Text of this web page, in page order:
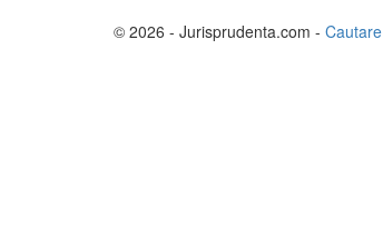
© 2026 - Jurisprudenta.com - Cautare